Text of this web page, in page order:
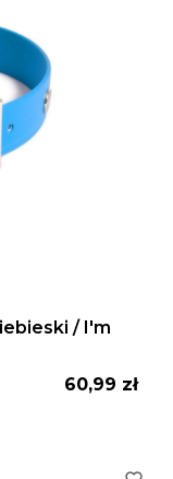
/ I'm
Cena
60,99 zł